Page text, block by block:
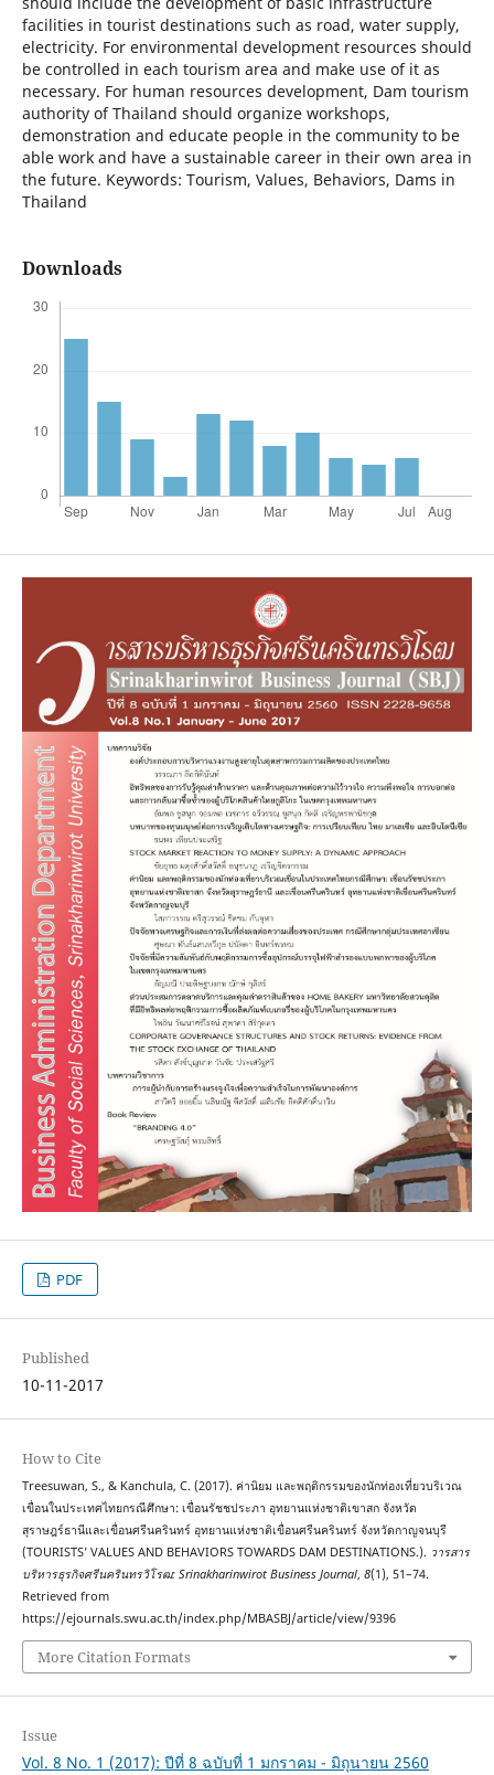
facilities in tourist destinations such as road, water supply,
electricity. For environmental development resources should
be controlled in each tourism area and make use of it as
necessary. For human resources development, Dam tourism
authority of Thailand should organize workshops,
demonstration and educate people in the community to be
able work and have a sustainable career in their own area in
the future. Keywords: Tourism, Values, Behaviors, Dams in
Thailand
Downloads
PDF
Published
10-11-2017
How to Cite
Treesuwan, S., & Kanchula, C. (2017). ค่านิยม และพฤติกรรมของนักท่องเที่ยวบริเวณ
เขื่อนในประเทศไทยกรณีศึกษา: เขื่อนรัชชประภา อุทยานแห่งชาติเขาสก จังหวัด
สุราษฎร์ธานีและเขื่อนศรีนครินทร์ อุทยานแห่งชาติเขื่อนศรีนครินทร์ จังหวัดกาญจนบุรี
(TOURISTS’ VALUES AND BEHAVIORS TOWARDS DAM DESTINATIONS.). วารสาร
บริหารธุรกิจศรีนครินทรวิโรฒ: Srinakharinwirot Business Journal, 8(1), 51–74.
Retrieved from
https://ejournals.swu.ac.th/index.php/MBASBJ/article/view/9396
More Citation Formats
Issue
Vol. 8 No. 1 (2017): ปีที่ 8 ฉบับที่ 1 มกราคม - มิถุนายน 2560